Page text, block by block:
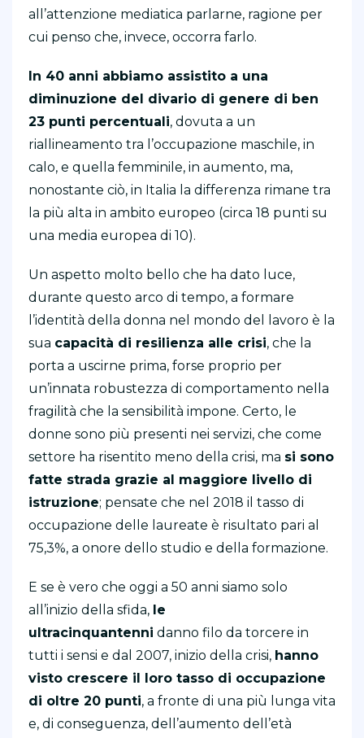
all’attenzione mediatica parlarne, ragione per
cui penso che, invece, occorra farlo.
In 40 anni abbiamo assistito a una
diminuzione del divario di genere di ben
23 punti percentuali, dovuta a un
riallineamento tra l’occupazione maschile, in
calo, e quella femminile, in aumento, ma,
nonostante ciò, in Italia la differenza rimane tra
la più alta in ambito europeo (circa 18 punti su
una media europea di 10).
Un aspetto molto bello che ha dato luce,
durante questo arco di tempo, a formare
l’identità della donna nel mondo del lavoro è la
sua capacità di resilienza alle crisi, che la
porta a uscirne prima, forse proprio per
un’innata robustezza di comportamento nella
fragilità che la sensibilità impone. Certo, le
donne sono più presenti nei servizi, che come
settore ha risentito meno della crisi, ma si sono
fatte strada grazie al maggiore livello di
istruzione; pensate che nel 2018 il tasso di
occupazione delle laureate è risultato pari al
75,3%, a onore dello studio e della formazione.
E se è vero che oggi a 50 anni siamo solo
all’inizio della sfida, le
ultracinquantenni danno filo da torcere in
tutti i sensi e dal 2007, inizio della crisi, hanno
visto crescere il loro tasso di occupazione
di oltre 20 punti, a fronte di una più lunga vita
e, di conseguenza, dell’aumento dell’età